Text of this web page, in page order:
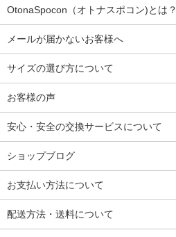
OtonaSpocon（オトナスポコン)とは？
メールが届かないお客様へ
サイズの選び方について
お客様の声
安心・安全の交換サービスについて
ショップブログ
お支払い方法について
配送方法・送料について